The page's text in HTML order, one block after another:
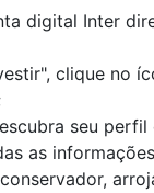
digital Inter
clique no
seu
as